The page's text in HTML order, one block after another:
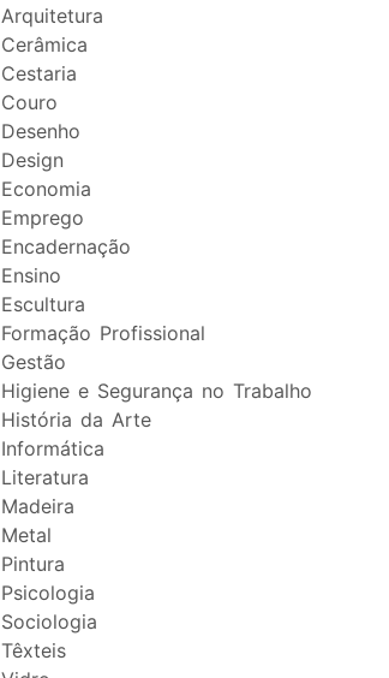
Arquitetura
Cerâmica
Cestaria
Couro
Desenho
Design
Economia
Emprego
Encadernação
Ensino
Escultura
Formação Profissional
Gestão
Higiene e Segurança no Trabalho
História da Arte
Informática
Literatura
Madeira
Metal
Pintura
Psicologia
Sociologia
Têxteis